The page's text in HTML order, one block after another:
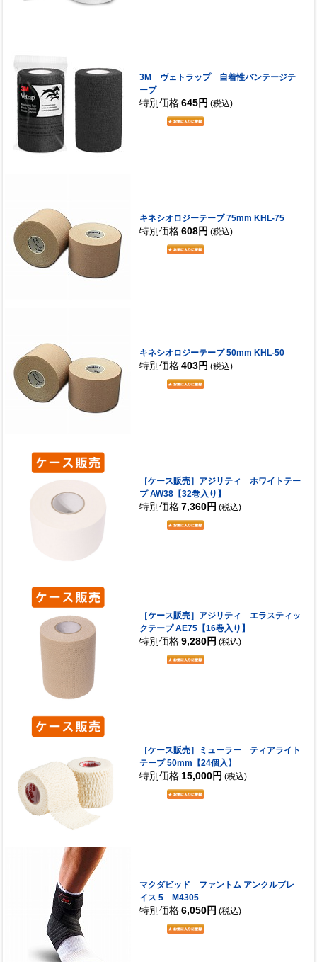
3M ヴェトラップ 自着性バンテージテ
ープ
特別価格 645円 (税込)
キネシオロジーテープ 75mm KHL-75
特別価格 608円 (税込)
キネシオロジーテープ 50mm KHL-50
特別価格 403円 (税込)
［ケース販売］アジリティ ホワイトテー
プ AW38【32巻入り】
特別価格 7,360円 (税込)
［ケース販売］アジリティ エラスティッ
クテープ AE75【16巻入り】
特別価格 9,280円 (税込)
［ケース販売］ミューラー ティアライト
テープ 50mm【24個入】
特別価格 15,000円 (税込)
マクダビッド ファントム アンクルブレ
イス 5 M4305
特別価格 6,050円 (税込)